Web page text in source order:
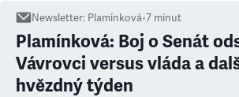
Newsletter: Plamínková•7 minut
Plamínková: Boj o Senát
Vávrovci versus vláda a
hvězdný týden